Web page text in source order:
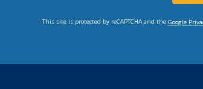
This site is protected by reCAPTCHA and the Google